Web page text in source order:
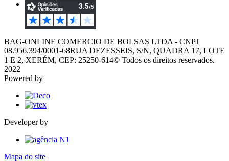
BAG-ONLINE COMERCIO DE BOLSAS LTDA - CNPJ
08.956.394/0001-68RUA DEZESSEIS, S/N, QUADRA 17, LOTE
1 E 2, XERÉM, CEP: 25250-614© Todos os direitos reservados.
2022
Powered by
Developer by
Mapa do site